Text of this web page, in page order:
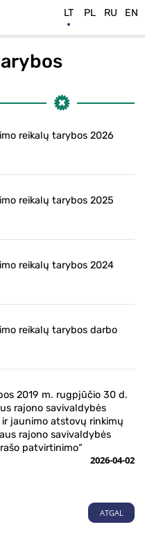
reikalų tarybos 2026
reikalų tarybos 2025
reikalų tarybos 2024
reikalų tarybos darbo
2019 m. rugpjūčio 30 d.
rajono savivaldybės
jaunimo atstovų rinkimų
rajono savivaldybės
patvirtinimo“
2026-04-02
ATGAL
LT PL RU EN